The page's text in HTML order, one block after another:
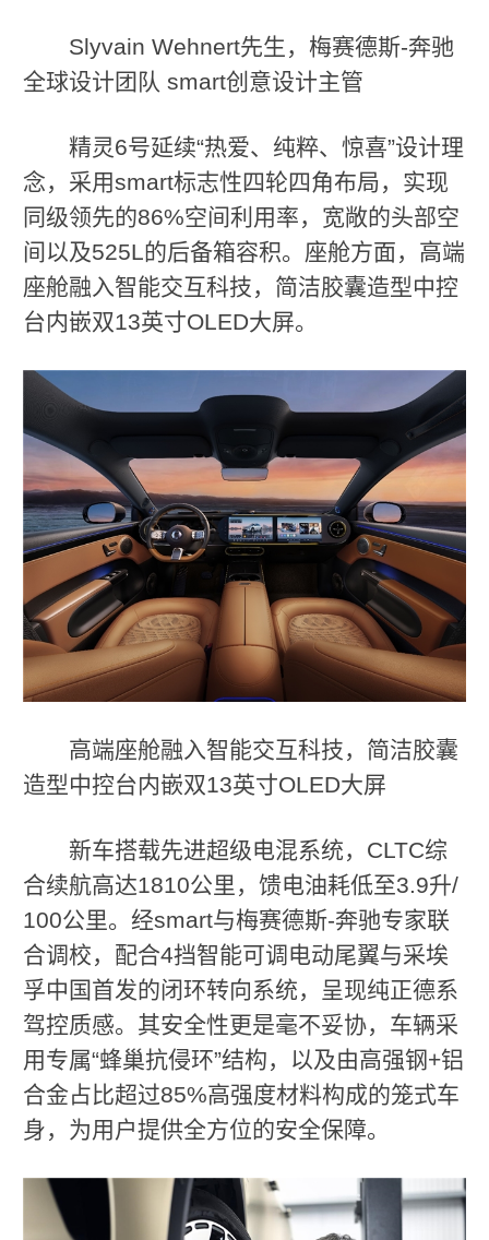
Slyvain Wehnert先生，梅赛德斯-奔驰
全球设计团队 smart创意设计主管
精灵6号延续“热爱、纯粹、惊喜”设计理
念，采用smart标志性四轮四角布局，实现
同级领先的86%空间利用率，宽敞的头部空
间以及525L的后备箱容积。座舱方面，高端
座舱融入智能交互科技，简洁胶囊造型中控
台内嵌双13英寸OLED大屏。
高端座舱融入智能交互科技，简洁胶囊
造型中控台内嵌双13英寸OLED大屏
新车搭载先进超级电混系统，CLTC综
合续航高达1810公里，馈电油耗低至3.9升/
100公里。经smart与梅赛德斯-奔驰专家联
合调校，配合4挡智能可调电动尾翼与采埃
孚中国首发的闭环转向系统，呈现纯正德系
驾控质感。其安全性更是毫不妥协，车辆采
用专属“蜂巢抗侵环”结构，以及由高强钢+铝
合金占比超过85%高强度材料构成的笼式车
身，为用户提供全方位的安全保障。